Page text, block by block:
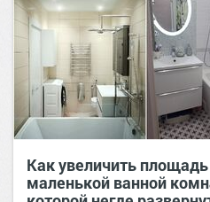
Как увеличить площадь
маленькой ванной